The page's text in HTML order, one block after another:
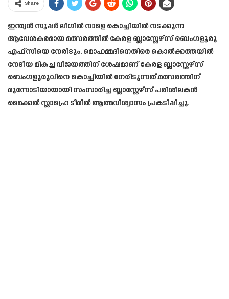
Share
ഇന്ത്യൻ സൂപ്പർ ലീഗിൽ നാളെ കൊച്ചിയിൽ നടക്കുന്ന
ആവേശകരമായ മത്സരത്തിൽ കേരള ബ്ലാസ്റ്റേഴ്‌സ് ബെംഗളൂരു
എഫ്സിയെ നേരിടും. മൊഹമ്മദിനെതിരെ കൊൽക്കത്തയിൽ
നേടിയ മികച്ച വിജയത്തിന് ശേഷമാണ് കേരള ബ്ലാസ്റ്റേഴ്‌സ്
ബെംഗളുരുവിനെ കൊച്ചിയിൽ നേരിടുന്നത്.മത്സരത്തിന്
മുന്നോടിയായായി സംസാരിച്ച ബ്ലാസ്റ്റേഴ്‌സ് പരിശീലകൻ
മൈക്കൽ സ്റ്റാഹ്രെ ടീമിൽ ആത്മവിശ്വാസം പ്രകടിപ്പിച്ചു.